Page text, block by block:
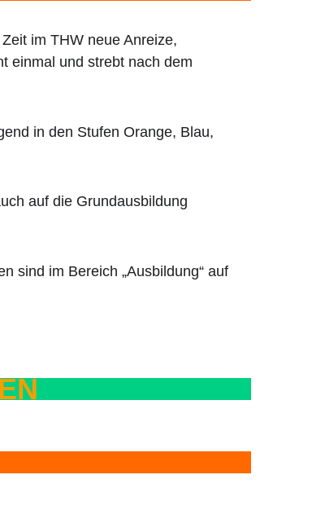
im THW neue Anreize,
einmal und strebt nach dem
in den Stufen Orange, Blau,
auf die Grundausbildung
sind im Bereich „Ausbildung“ auf